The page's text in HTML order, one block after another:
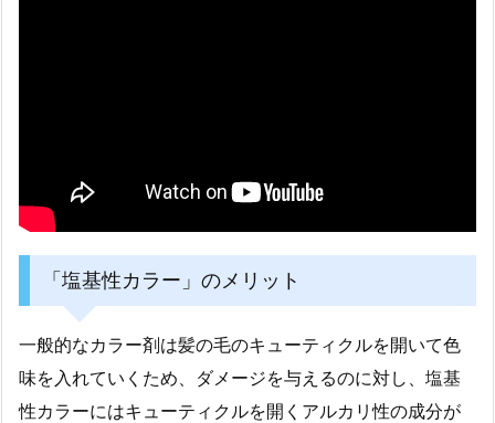
「塩基性カラー」のメリット
一般的なカラー剤は髪の毛のキューティクルを開いて色
味を入れていくため、ダメージを与えるのに対し、塩基
性カラーにはキューティクルを開くアルカリ性の成分が